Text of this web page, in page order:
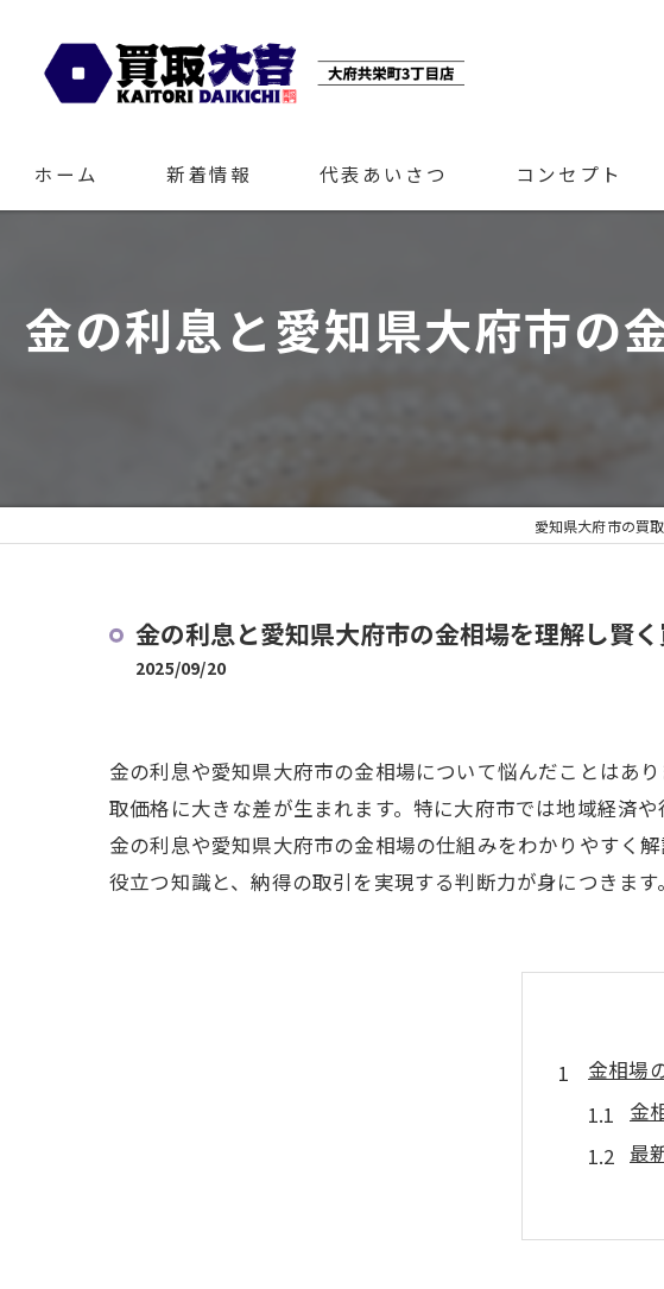
ホーム 新着情報 代表あいさつ コンセプト
金の利息と愛知県大府市の
愛知県大府市の買
金の利息と愛知県大府市の金相場を理解し賢
2025/09/20
金の利息や愛知県大府市の金相場について悩んだことはあ
取価格に大きな差が生まれます。特に大府市では地域経済
金の利息や愛知県大府市の金相場の仕組みをわかりやすく
役立つ知識と、納得の取引を実現する判断力が身につきます。
金相場
金
最
買